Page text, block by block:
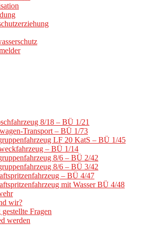
8/18 – BÜ 1/21
Transport – BÜ 1/73
LF 20 KatS – BÜ 1/45
– BÜ 1/14
8/6 – BÜ 2/42
8/6 – BÜ 3/42
– BÜ 4/47
mit Wasser BÜ 4/48
wir?
Fragen
werden